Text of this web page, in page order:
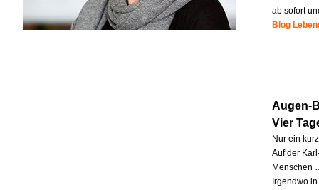
ab sofort
Blog
Augen-
Vier
Nur ein
Auf der
Menschen
Irgendwo